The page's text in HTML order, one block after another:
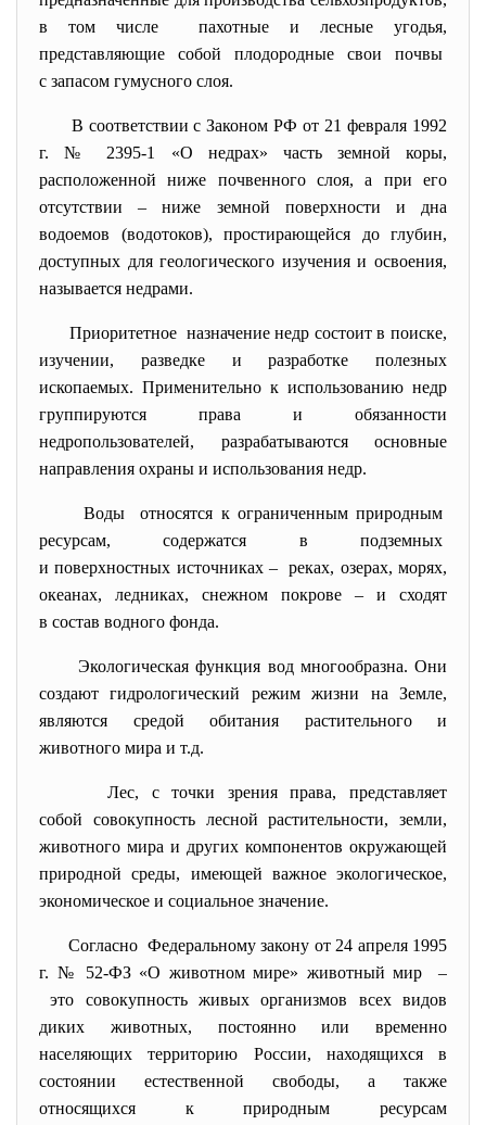
в том числе пахотные и лесные угодья,
представляющие собой плодородные свои почвы
с запасом гумусного слоя.
В соответствии с Законом РФ от 21 февраля 1992
г. № 2395-1 «О недрах» часть земной коры,
расположенной ниже почвенного слоя, а при его
отсутствии – ниже земной поверхности и дна
водоемов (водотоков), простирающейся до глубин,
доступных для геологического изучения и освоения,
называется недрами.
Приоритетное назначение недр состоит в поиске,
изучении, разведке и разработке полезных
ископаемых. Применительно к использованию недр
группируются права и обязанности
недропользователей, разрабатываются основные
направления охраны и использования недр.
Воды относятся к ограниченным природным
ресурсам, содержатся в подземных
и поверхностных источниках – реках, озерах, морях,
океанах, ледниках, снежном покрове – и сходят
в состав водного фонда.
Экологическая функция вод многообразна. Они
создают гидрологический режим жизни на Земле,
являются средой обитания растительного и
животного мира и т.д.
Лес, с точки зрения права, представляет
собой совокупность лесной растительности, земли,
животного мира и других компонентов окружающей
природной среды, имеющей важное экологическое,
экономическое и социальное значение.
Согласно Федеральному закону от 24 апреля 1995
г. № 52-ФЗ «О животном мире» животный мир –
это совокупность живых организмов всех видов
диких животных, постоянно или временно
населяющих территорию России, находящихся в
состоянии естественной свободы, а также
относящихся к природным ресурсам